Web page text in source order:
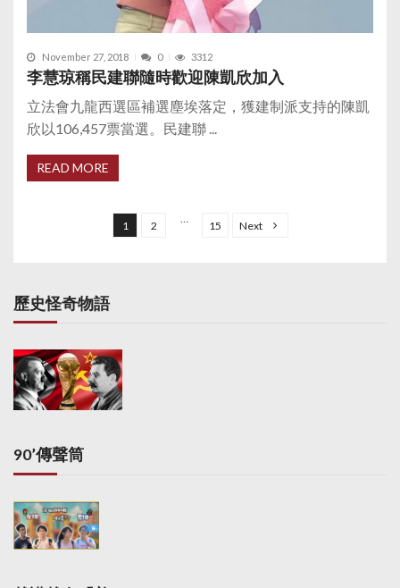
November 27, 2018 0 3312
李慧琼稱民建聯隨時歡迎陳凱欣加入
立法會九龍西選區補選塵埃落定，獲建制派支持的陳凱
欣以106,457票當選。民建聯 ...
READ MORE
s
p
a
g
i
a
t
i
o
n
1 2
…
15 Next
歷史怪奇物語
90’傳聲筒